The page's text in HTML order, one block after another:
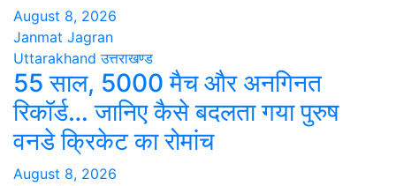
August 8, 2026
Janmat Jagran
Uttarakhand उत्तराखण्ड
55 साल, 5000 मैच और अनगिनत
रिकॉर्ड… जानिए कैसे बदलता गया पुरुष
वनडे क्रिकेट का रोमांच
August 8, 2026